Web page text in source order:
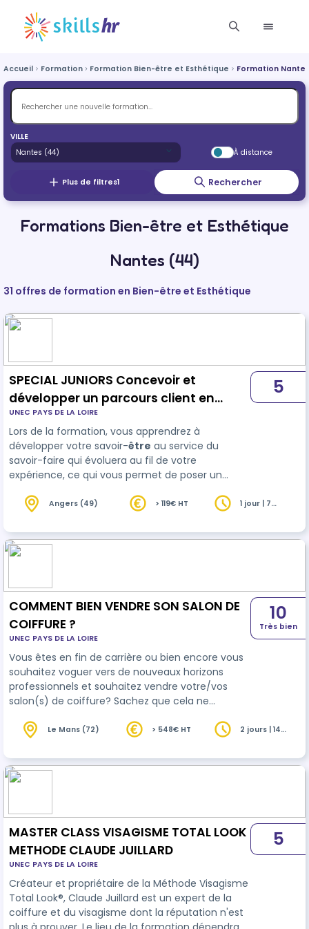
Accueil Formation Formation Bien-être et Esthétique Formation Nantes
VILLE
À distance
Plus de filtres1 Rechercher
Formations Bien-être et Esthétique
Nantes (44)
31 offres de formation en Bien-être et Esthétique
SPECIAL JUNIORS Concevoir et
développer un parcours client en
salon de coiffure - Savoir être et savoir
faire
UNEC PAYS DE LA LOIRE
Lors de la formation, vous apprendrez à
développer votre savoir-être au service du
savoir-faire qui évoluera au fil de votre
expérience, ce qui vous permet de poser un
clientèle, comprendre le lien qu’elle entretient
conjuguerez la…
5
Angers (49) > 119€ HT
1 jour | 7
COMMENT BIEN VENDRE SON SALON DE
COIFFURE ?
UNEC PAYS DE LA LOIRE
Vous êtes en fin de carrière ou bien encore vous
souhaitez voguer vers de nouveaux horizons
professionnels et souhaitez vendre votre/vos
salon(s) de coiffure? Sachez que cela ne
préparer. L'I2CR, Institut Coiffeur Créateur-
mesure et ultra-pratique qui vous permettra de
concrétiser sereinement votre projet de cession.
personne.…
10
Très bien
Le Mans (72) > 548€ HT
2 jours | 14
MASTER CLASS VISAGISME TOTAL LOOK
METHODE CLAUDE JUILLARD
UNEC PAYS DE LA LOIRE
Créateur et propriétaire de la Méthode Visagisme
Total Look®, Claude Juillard est un expert de la
coiffure et du visagisme dont la réputation n'est
5